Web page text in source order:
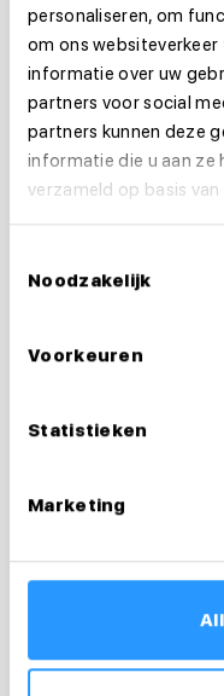
personaliseren, om
om ons websiteverkeer
informatie over uw
partners voor social
partners kunnen deze
informatie die u aan
verzameld op basis
Noodzakelijk
Voorkeuren
Statistieken
Marketing
Ik help je
Floortje
Recruiter &
0683124007